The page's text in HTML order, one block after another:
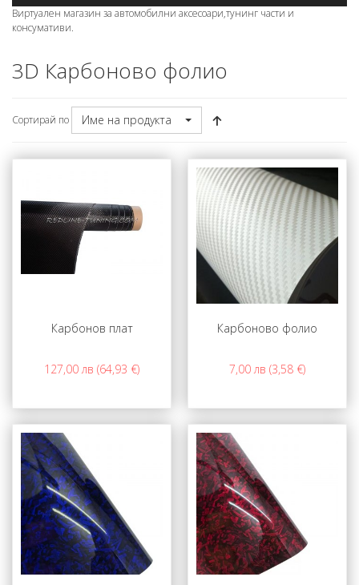
Виртуален магазин за автомобилни аксесоари,тунинг части и
консумативи.
3D Карбоново фолио
Сортирай по Име на продукта
Карбонов плат
127,00 лв (64,93 €)
Карбоново фолио
7,00 лв (3,58 €)